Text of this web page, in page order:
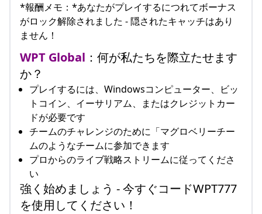
*報酬メモ：*あなたがプレイするにつれてボーナス
がロック解除されました - 隠されたキャッチはあり
ません！
WPT Global ：何が私たちを際立たせます
か？
プレイするには、Windowsコンピューター、ビッ
トコイン、イーサリアム、またはクレジットカー
ドが必要です
チームのチャレンジのために「マグロベリーチー
ムのようなチームに参加できます
プロからのライブ戦略ストリームに従ってくださ
い
強く始めましょう - 今すぐコードWPT777
を使用してください！